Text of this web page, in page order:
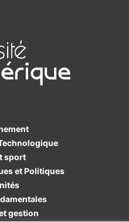
sport
et Politiques
gestion